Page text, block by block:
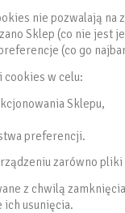
nie pozwalają
Sklep (co nie jest
(co go
w celu:
Sklepu,
preferencji.
zarówno
z chwilą
usunięcia.